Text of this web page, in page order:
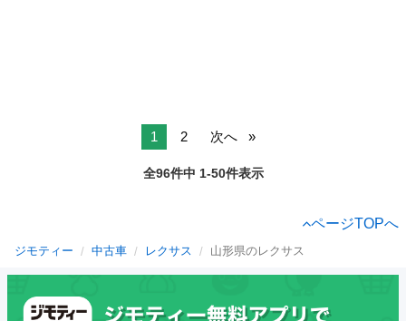
1 2 次へ
全96件中 1-50件表示
ページTOPへ
ジモティー 中古車 レクサス 山形県のレクサス